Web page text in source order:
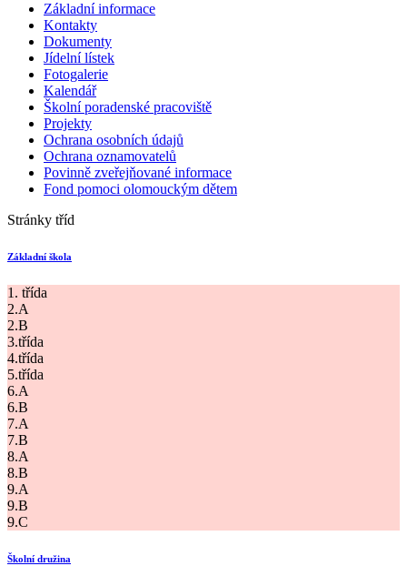
Základní informace
Kontakty
Dokumenty
Jídelní lístek
Fotogalerie
Kalendář
Školní poradenské pracoviště
Projekty
Ochrana osobních údajů
Ochrana oznamovatelů
Povinně zveřejňované informace
Fond pomoci olomouckým dětem
Stránky tříd
Základní škola
1. třída
2.A
2.B
3.třída
4.třída
5.třída
6.A
6.B
7.A
7.B
8.A
8.B
9.A
9.B
9.C
Školní družina